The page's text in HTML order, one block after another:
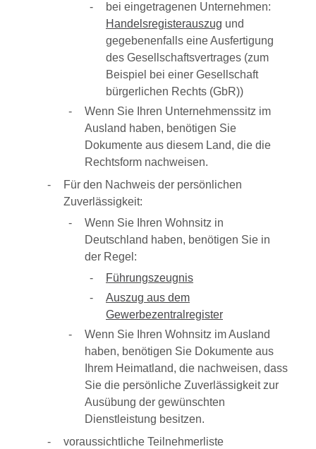
bei eingetragenen Unternehmen:
Handelsregisterauszug und
gegebenenfalls eine Ausfertigung
des Gesellschaftsvertrages (zum
Beispiel bei einer Gesellschaft
bürgerlichen Rechts (GbR))
Wenn Sie Ihren Unternehmenssitz im
Ausland haben, benötigen Sie
Dokumente aus diesem Land, die die
Rechtsform nachweisen.
Für den Nachweis der persönlichen
Zuverlässigkeit:
Wenn Sie Ihren Wohnsitz in
Deutschland haben, benötigen Sie in
der Regel:
Führungszeugnis
Auszug aus dem
Gewerbezentralregister
Wenn Sie Ihren Wohnsitz im Ausland
haben, benötigen Sie Dokumente aus
Ihrem Heimatland, die nachweisen, dass
Sie die persönliche Zuverlässigkeit zur
Ausübung der gewünschten
Dienstleistung besitzen.
voraussichtliche Teilnehmerliste